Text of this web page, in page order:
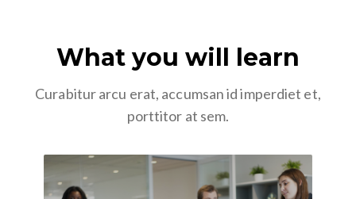
What you will learn
Curabitur arcu erat, accumsan id imperdiet et,
porttitor at sem.